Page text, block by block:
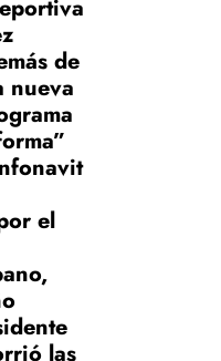
de
nueva
el
las